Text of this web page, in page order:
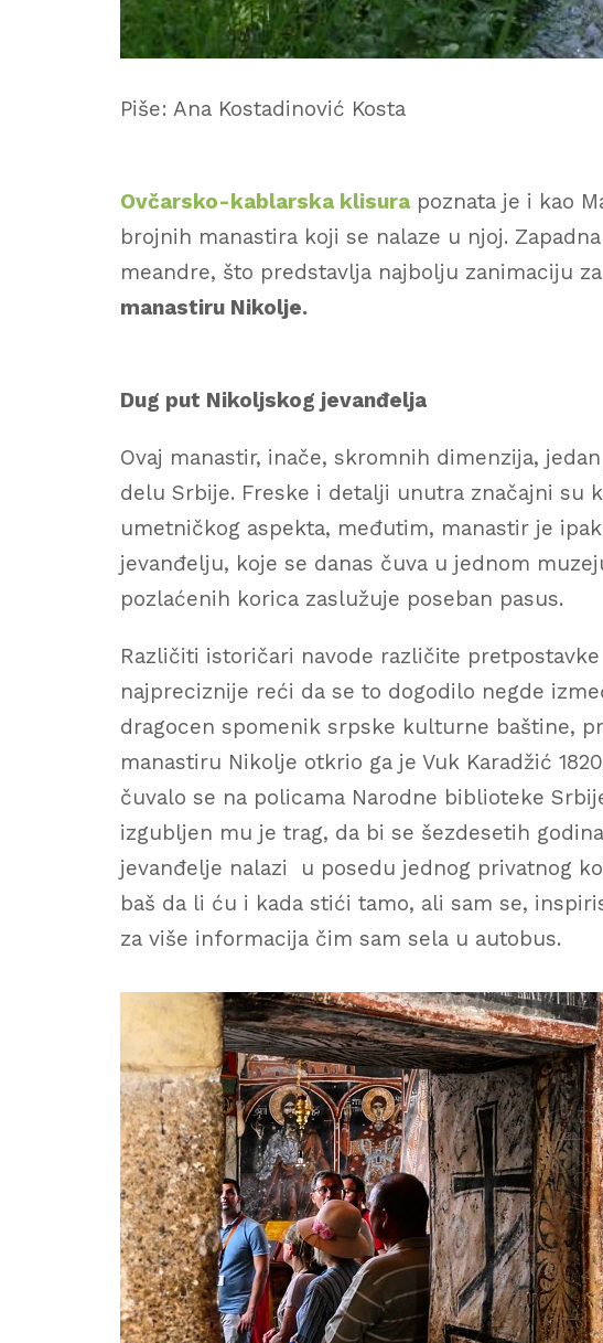
Piše: Ana Kostadinović Kosta
Ovčarsko-kablarska klisura poznata je i kao
brojnih manastira koji se nalaze u njoj.
meandre, što predstavlja najbolju zanimaciju
manastiru Nikolje.
Dug put Nikoljskog jevanđelja
Ovaj manastir, inače, skromnih dimenzija,
delu Srbije. Freske i detalji unutra značajni su
umetničkog aspekta, međutim, manastir je
jevanđelju, koje se danas čuva u jednom
pozlaćenih korica zaslužuje poseban pasus.
Različiti istoričari navode različite
najpreciznije reći da se to dogodilo negde
dragocen spomenik srpske kulturne baštine,
manastiru Nikolje otkrio ga je Vuk Karadžić
čuvalo se na policama Narodne biblioteke
izgubljen mu je trag, da bi se šezdesetih
jevanđelje nalazi u posedu jednog privatnog
baš da li ću i kada stići tamo, ali sam se,
za više informacija čim sam sela u autobus.